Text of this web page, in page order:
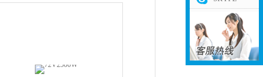
规室内大功率开关电源